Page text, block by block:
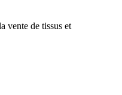
vente de tissus et